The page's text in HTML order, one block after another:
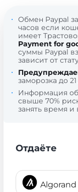
Обмен Paypal
часов если
имеет
Payment for
суммы Paypal
зависит от
заморозка до
Информация об
свыше 70%
занять время
Отдаёте